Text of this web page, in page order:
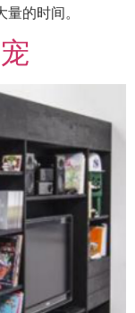
的时间。